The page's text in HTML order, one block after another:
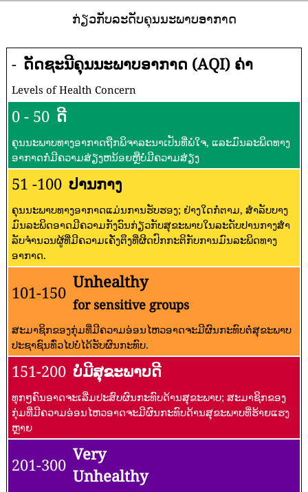
ກ່ຽວກັບລະດັບຄຸນນະພາບອາກາດ
- ດັດຊະນີຄຸນນະພາບອາກາດ (AQI) ຄ່າ
Levels of Health Concern
0 - 50 ດີ
ຄຸນນະພາບທາງອາກາດຖືກພິຈາລະນາເປັນທີ່ພໍໃຈ, ແລະມົນລະພິດທາງ
ອາກາດກໍ່ມີຄວາມສ່ຽງຫນ້ອຍຫຼືບໍ່ມີຄວາມສ່ຽງ
51 -100 ປານກາງ
ຄຸນນະພາບທາງອາກາດແມ່ນການຮັບຮອງ; ຢ່າງໃດກໍ່ຕາມ, ສໍາລັບບາງ
ມົນລະພິດອາດມີຄວາມກັງວົນກ່ຽວກັບສຸຂະພາບໃນລະດັບປານກາງສໍາ
ລັບຈໍານວນຜູ້ທີ່ມີຄວາມເຄັ່ງຕຶງທີ່ຜິດປົກກະຕິກັບການມົນລະພິດທາງ
ອາກາດ.
101-150
Unhealthy
for sensitive groups
ສະມາຊິກຂອງກຸ່ມທີ່ມີຄວາມອ່ອນໄຫວອາດຈະມີຜົນກະທົບຕໍ່ສຸຂະພາບ
ປະຊາຊົນທົ່ວໄປບໍ່ໄດ້ຮັບຜົນກະທົບ.
151-200 ບໍ່ມີສຸຂະພາບດີ
ທຸກໆຄົນອາດຈະເລີ່ມປະສົບຜົນກະທົບດ້ານສຸຂະພາບ; ສະມາຊິກຂອງ
ກຸ່ມທີ່ມີຄວາມອ່ອນໄຫວອາດຈະມີຜົນກະທົບດ້ານສຸຂະພາບທີ່ຮ້າຍແຮງ
ຫຼາຍ
201-300
Very
Unhealthy